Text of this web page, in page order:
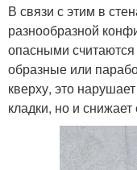
В связи с этим в
разнообразной
опасными
образные или
кверху, это
кладки, но и